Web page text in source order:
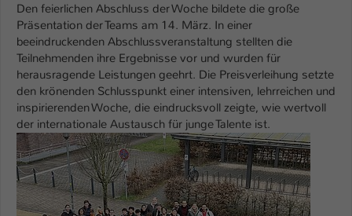
Show larger version
Den feierlichen Abschluss der Woche bildete die große
Präsentation der Teams am 14. März. In einer
beeindruckenden Abschlussveranstaltung stellten die
Teilnehmenden ihre Ergebnisse vor und wurden für
herausragende Leistungen geehrt. Die Preisverleihung setzte
den krönenden Schlusspunkt einer intensiven, lehrreichen und
inspirierenden Woche, die eindrucksvoll zeigte, wie wertvoll
der internationale Austausch für junge Talente ist.
Anbieter TYPO3
Laufzeit 1 Woche
Zweck
Dieses Cookie ist ein Standard-Session-
Cookie von TYPO3. Es speichert im Fall
eines Intranet-Logins die Session-ID. So
kann der eingeloggte Benutzer
wiedererkannt werden und es wird ihm
Zugang zu geschützten Bereichen
gewährt.